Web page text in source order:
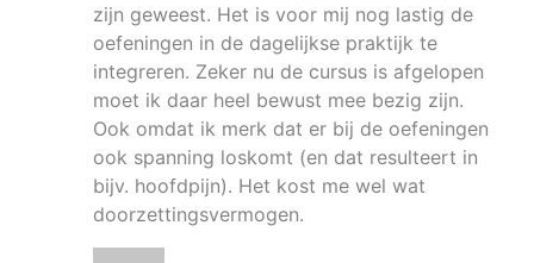
zijn geweest. Het is voor mij nog lastig de
oefeningen in de dagelijkse praktijk te
integreren. Zeker nu de cursus is afgelopen
moet ik daar heel bewust mee bezig zijn.
Ook omdat ik merk dat er bij de oefeningen
ook spanning loskomt (en dat resulteert in
bijv. hoofdpijn). Het kost me wel wat
doorzettingsvermogen.